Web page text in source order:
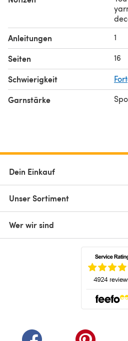
Anleitungen 1
Seiten 16
Schwierigkeit
Garnstärke
Dein Einkauf
Unser Sortiment
Wer wir sind
(öffnet sich in einem(öffnet sich